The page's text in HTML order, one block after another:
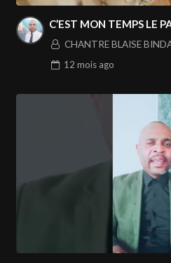
C’EST MON TEMPS LE
CHANTRE BLAISE
12 mois ago